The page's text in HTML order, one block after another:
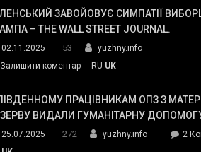
ЗАВОЙОВУЄ СИМПАТІЇ
– THE WALL STREET JOURNAL.
02.11.2025 53
yuzhny.info
Залишити коментарon
завойовує
симпатії
Трампа
RU UK
ПРАЦІВНИКАМ ОПЗ З
ВИДАЛИ ГУМАНІТАРНУ
25.07.2025 272 yuzhny.info 2